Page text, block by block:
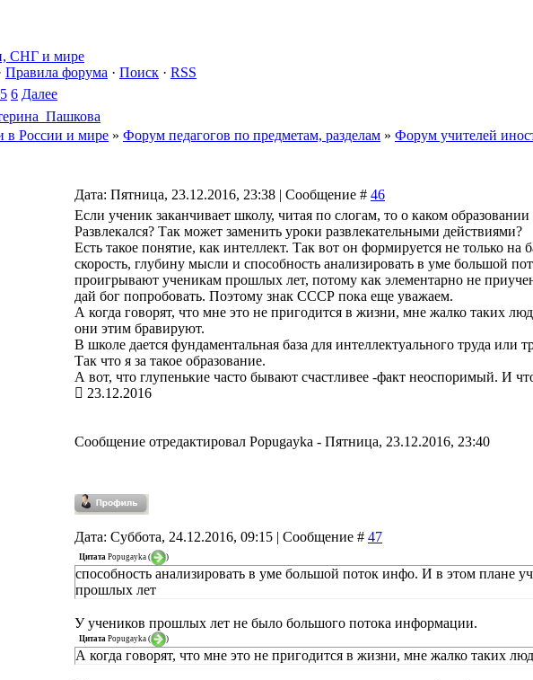
СНГ и мире
Правила форума · Поиск · RSS
5 6 Далее
в России и мире » Форум педагогов по предметам, разделам » Форум учителей
Дата: Пятница, 23.12.2016, 23:38 | Сообщение # 46
Если ученик заканчивает школу, читая по слогам, то о каком
Развлекался? Так может заменить уроки развлекательными действиями?
Есть такое понятие, как интеллект. Так вот он формируется не только
скорость, глубину мысли и способность анализировать в уме большой
проигрывают ученикам прошлых лет, потому как элементарно не
дай бог попробовать. Поэтому знак СССР пока еще уважаем.
А когда говорят, что мне это не пригодится в жизни, мне жалко таких
они этим бравируют.
В школе дается фундаментальная база для интеллектуального труда или
Так что я за такое образование.
А вот, что глупенькие часто бывают счастливее -факт неоспоримый. И
23.12.2016
Сообщение отредактировал Popugayka - Пятница, 23.12.2016, 23:40
Дата: Суббота, 24.12.2016, 09:15 | Сообщение # 47
Цитата Popugayka ( )
способность анализировать в уме большой поток инфо. И в этом плане
прошлых лет
У учеников прошлых лет не было большого потока информации.
Цитата Popugayka ( )
А когда говорят, что мне это не пригодится в жизни, мне жалко таких